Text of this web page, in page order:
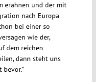
erahnen und der mit
nach Europa
bei einer so
wie der,
dem reichen
dann steht uns
bevor.”